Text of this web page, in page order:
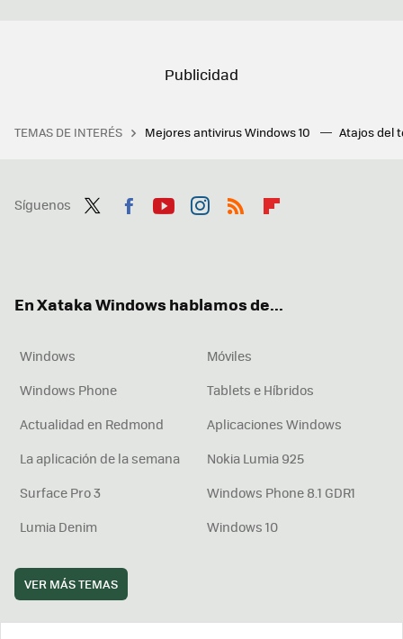
TEMAS DE INTERÉS Mejores antivirus Windows 10 Atajos del
Síguenos
En Xataka Windows hablamos de...
Windows
Móviles
Windows Phone
Tablets e Híbridos
Actualidad en Redmond
Aplicaciones Windows
La aplicación de la semana
Nokia Lumia 925
Surface Pro 3
Windows Phone 8.1 GDR1
Lumia Denim
Windows 10
VER MÁS TEMAS